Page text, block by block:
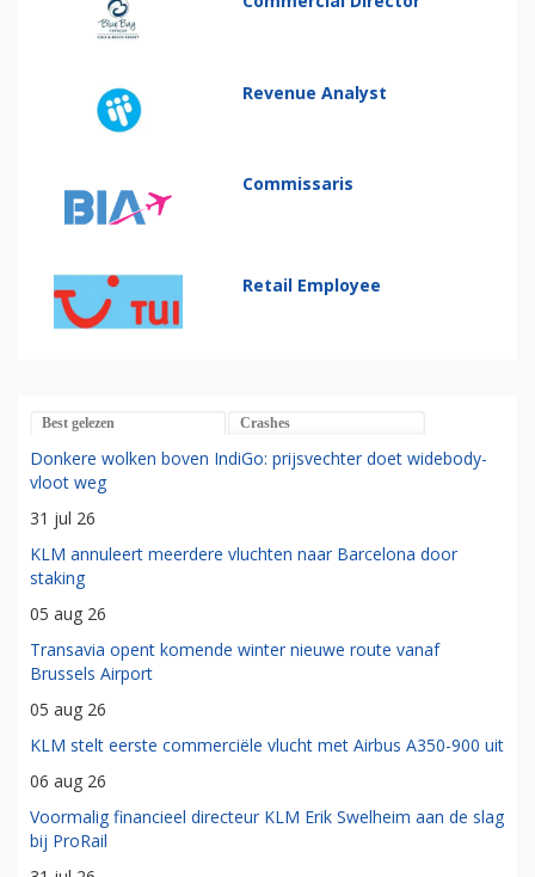
Revenue Analyst
Commissaris
Retail Employee
Best gelezen Crashes
Donkere wolken boven IndiGo: prijsvechter doet widebody-
vloot weg
31 jul 26
KLM annuleert meerdere vluchten naar Barcelona door
staking
05 aug 26
Transavia opent komende winter nieuwe route vanaf
Brussels Airport
05 aug 26
KLM stelt eerste commerciële vlucht met Airbus A350-900 uit
06 aug 26
Voormalig financieel directeur KLM Erik Swelheim aan de slag
bij ProRail